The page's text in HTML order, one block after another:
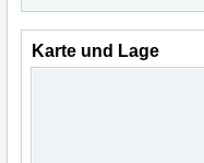
Karte und Lage